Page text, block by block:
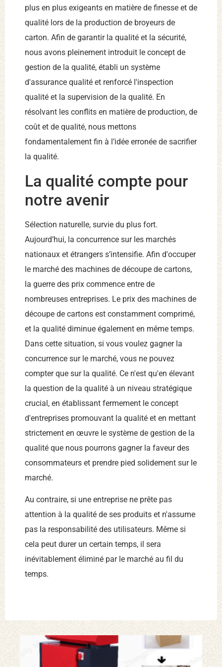
plus en plus exigeants en matière de finesse et de
qualité lors de la production de broyeurs de
carton. Afin de garantir la qualité et la sécurité,
nous avons pleinement introduit le concept de
gestion de la qualité, établi un système
d'assurance qualité et renforcé l'inspection
qualité et la supervision de la qualité. En
résolvant les conflits en matière de production, de
coût et de qualité, nous mettons
fondamentalement fin à l’idée erronée de sacrifier
la qualité.
La qualité compte pour
notre avenir
Sélection naturelle, survie du plus fort.
Aujourd’hui, la concurrence sur les marchés
nationaux et étrangers s’intensifie. Afin d'occuper
le marché des machines de découpe de cartons,
la guerre des prix commence entre de
nombreuses entreprises. Le prix des machines de
découpe de cartons est constamment comprimé,
et la qualité diminue également en même temps.
Dans cette situation, si vous voulez gagner la
concurrence sur le marché, vous ne pouvez
compter que sur la qualité. Ce n'est qu'en élevant
la question de la qualité à un niveau stratégique
crucial, en établissant fermement le concept
d'entreprises promouvant la qualité et en mettant
strictement en œuvre le système de gestion de la
qualité que nous pourrons gagner la faveur des
consommateurs et prendre pied solidement sur le
marché.
Au contraire, si une entreprise ne prête pas
attention à la qualité de ses produits et n'assume
pas la responsabilité des utilisateurs. Même si
cela peut durer un certain temps, il sera
inévitablement éliminé par le marché au fil du
temps.